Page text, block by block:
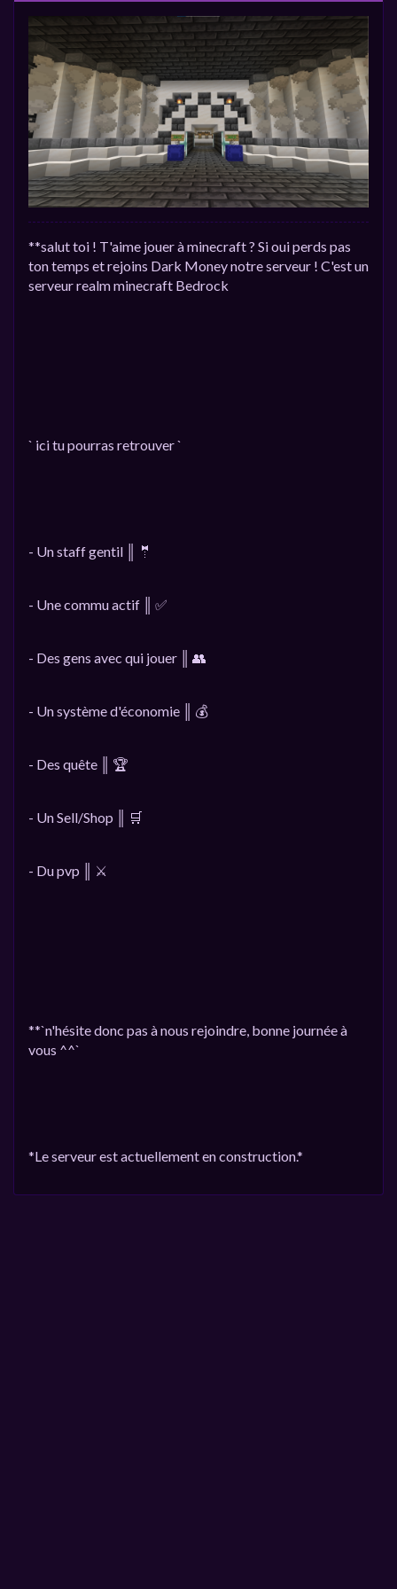
**salut toi ! T'aime jouer à minecraft ? Si oui perds pas
ton temps et rejoins Dark Money notre serveur ! C'est un
serveur realm minecraft Bedrock
` ici tu pourras retrouver `
- Un staff gentil ║ 🤵
- Une commu actif ║ ✅
- Des gens avec qui jouer ║ 👥
- Un système d'économie ║ 💰
- Des quête ║ 🏆
- Un Sell/Shop ║ 🛒
- Du pvp ║ ⚔️
**`n'hésite donc pas à nous rejoindre, bonne journée à
vous ^^`
*Le serveur est actuellement en construction.*